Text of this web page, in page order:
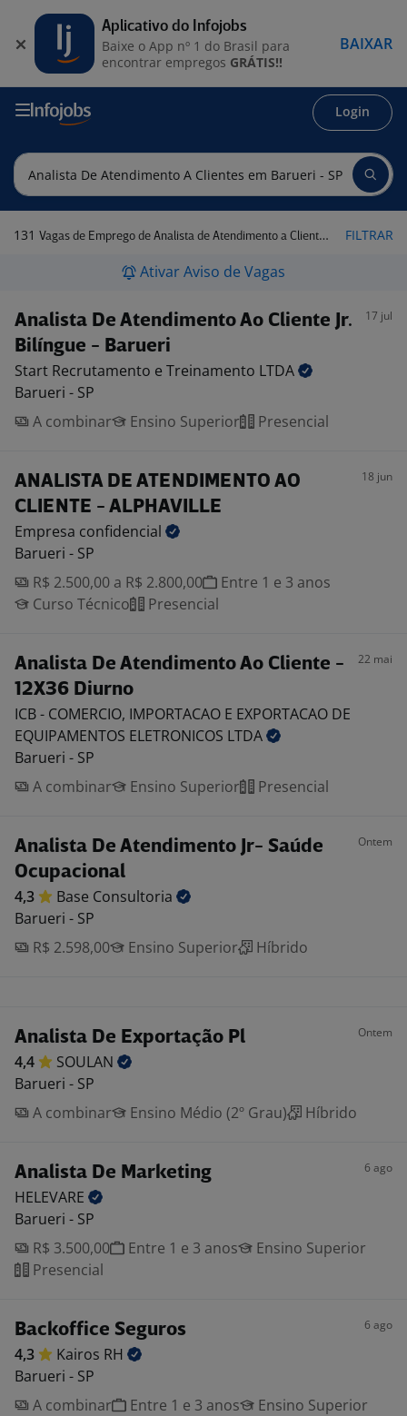
Login
131 Vagas de Emprego de Analista de Atendimento a Clientes em Barueri - SP FILTRAR
Ativar Aviso de Vagas
Analista De Atendimento Ao Cliente Jr.
Bilíngue - Barueri
17 jul
Start Recrutamento e Treinamento LTDA
Barueri - SP
A combinar
Ensino Superior Presencial
ANALISTA DE ATENDIMENTO AO
CLIENTE - ALPHAVILLE
18 jun
Empresa confidencial
Barueri - SP
R$ 2.500,00 a R$ 2.800,00
Entre 1 e 3 anos
Curso Técnico
Presencial
Analista De Atendimento Ao Cliente -
12X36 Diurno
22 mai
ICB - COMERCIO, IMPORTACAO E EXPORTACAO DE
EQUIPAMENTOS ELETRONICOS LTDA
Barueri - SP
A combinar
Ensino Superior Presencial
Analista De Atendimento Jr- Saúde
Ocupacional
Ontem
4,3 Base Consultoria
Barueri - SP
R$ 2.598,00
Ensino Superior Híbrido
Analista De Exportação Pl Ontem
4,4
SOULAN
Barueri - SP
A combinar
Ensino Médio (2º Grau) Híbrido
Analista De Marketing 6 ago
HELEVARE
Barueri - SP
R$ 3.500,00
Entre 1 e 3 anos
Ensino Superior
Presencial
Backoffice Seguros 6 ago
4,3 Kairos RH
Barueri - SP
A combinar
Entre 1 e 3 anos
Ensino Superior
Aplicativo do Infojobs
Baixe o App nº 1 do Brasil para
encontrar empregos GRÁTIS!!
BAIXAR